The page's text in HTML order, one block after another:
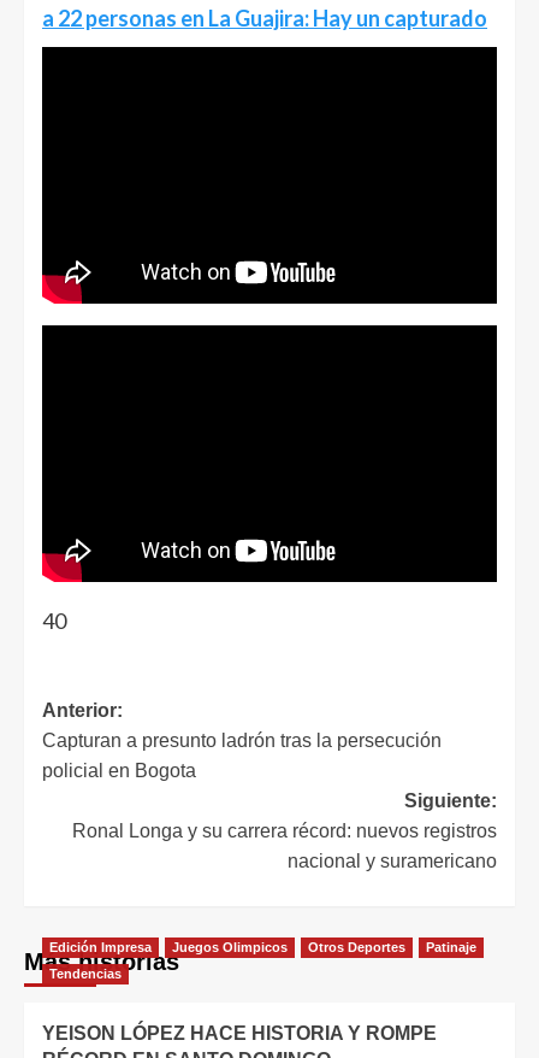
a 22 personas en La Guajira: Hay un capturado
40
Anterior:
Capturan a presunto ladrón tras la persecución
policial en Bogota
Siguiente:
Ronal Longa y su carrera récord: nuevos registros
nacional y suramericano
Más historias
Edición Impresa Juegos Olimpicos Otros Deportes
Patinaje
Tendencias
YEISON LÓPEZ HACE HISTORIA Y ROMPE